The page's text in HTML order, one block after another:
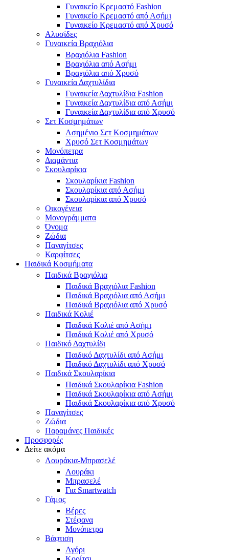
Γυναικείο Κρεμαστό Fashion
Γυναικείο Κρεμαστό από Ασήμι
Γυναικείο Κρεμαστό από Χρυσό
Αλυσίδες
Γυναικεία Βραχιόλια
Βραχιόλια Fashion
Βραχιόλια από Ασήμι
Βραχιόλια από Χρυσό
Γυναικεία Δαχτυλίδια
Γυναικεία Δαχτυλίδια Fashion
Γυναικεία Δαχτυλίδια από Ασήμι
Γυναικεία Δαχτυλίδια από Χρυσό
Σετ Κοσμημάτων
Ασημένιο Σετ Κοσμημάτων
Χρυσό Σετ Κοσμημάτων
Μονόπετρα
Διαμάντια
Σκουλαρίκια
Σκουλαρίκια Fashion
Σκουλαρίκια από Ασήμι
Σκουλαρίκια από Χρυσό
Οικογένεια
Μονογράμματα
Όνομα
Ζώδια
Παναγίτσες
Καρφίτσες
Παιδικά Κοσμήματα
Παιδικά Βραχιόλια
Παιδικά Βραχιόλια Fashion
Παιδικά Βραχιόλια από Ασήμι
Παιδικά Βραχιόλια από Χρυσό
Παιδικά Κολιέ
Παιδικά Κολιέ από Ασήμι
Παιδικά Κολιέ από Χρυσό
Παιδικό Δαχτυλίδι
Παιδικό Δαχτυλίδι από Ασήμι
Παιδικό Δαχτυλίδι από Χρυσό
Παιδικά Σκουλαρίκια
Παιδικά Σκουλαρίκια Fashion
Παιδικά Σκουλαρίκια από Ασήμι
Παιδικά Σκουλαρίκια από Χρυσό
Παναγίτσες
Ζώδια
Παραμάνες Παιδικές
Προσφορές
Δείτε ακόμα
Λουράκια-Μπρασελέ
Λουράκι
Μπρασελέ
Για Smartwatch
Γάμος
Βέρες
Στέφανα
Μονόπετρα
Βάφτιση
Αγόρι